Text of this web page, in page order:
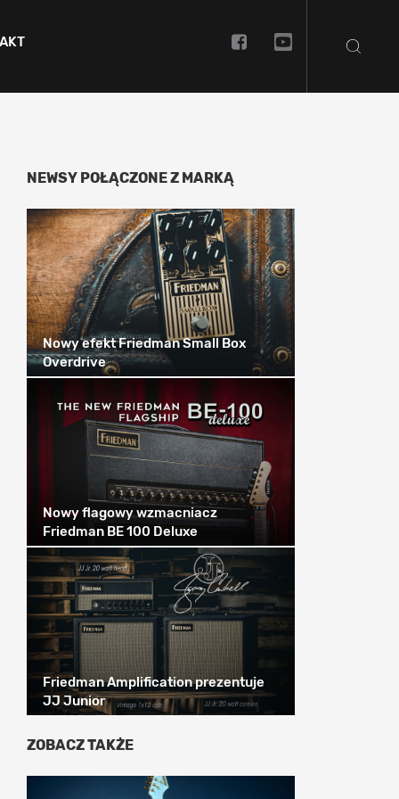
NEWSY POŁĄCZONE Z MARKĄ
Nowy efekt Friedman Small Box
Overdrive
Nowy flagowy wzmacniacz
Friedman BE 100 Deluxe
Friedman Amplification prezentuje
JJ Junior
ZOBACZ TAKŻE